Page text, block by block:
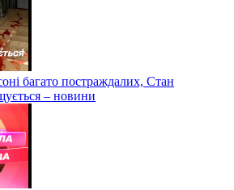
багато постраждалих, Стан
– новини